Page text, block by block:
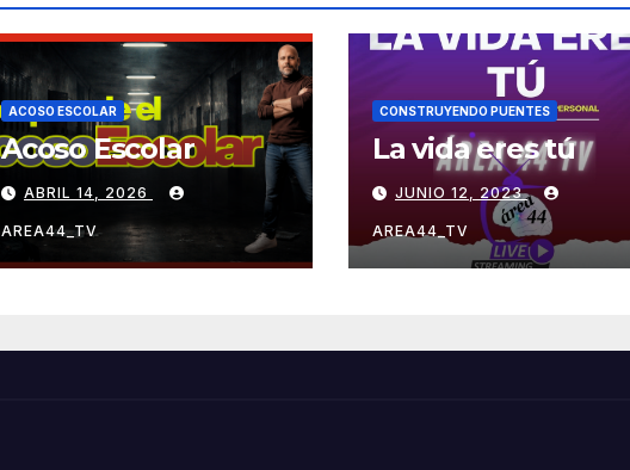
ACOSO ESCOLAR
Acoso Escolar
ABRIL 14, 2026
AREA44_TV
CONSTRUYENDO PUENTES
La vida eres tú
JUNIO 12, 2023
AREA44_TV